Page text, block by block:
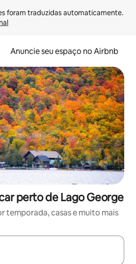
Anuncie seu espaço no Airbnb
perto de Lago George
temporada, casas e muito mais
estiverem disponíveis, explore-os